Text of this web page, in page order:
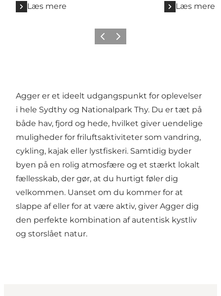
Læs mere Læs mere
ForrigeNæste
Agger er et ideelt udgangspunkt for oplevelser
i hele Sydthy og Nationalpark Thy. Du er tæt på
både hav, fjord og hede, hvilket giver uendelige
muligheder for friluftsaktiviteter som vandring,
cykling, kajak eller lystfiskeri. Samtidig byder
byen på en rolig atmosfære og et stærkt lokalt
fællesskab, der gør, at du hurtigt føler dig
velkommen. Uanset om du kommer for at
slappe af eller for at være aktiv, giver Agger dig
den perfekte kombination af autentisk kystliv
og storslået natur.